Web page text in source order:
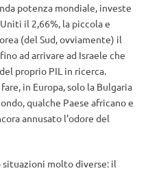
potenza mondiale, investe
il 2,66%, la piccola e
(del Sud, ovviamente) il
ad arrivare ad Israele che
proprio PIL in ricerca.
in Europa, solo la Bulgaria
qualche Paese africano e
annusato l’odore del
situazioni molto diverse: il